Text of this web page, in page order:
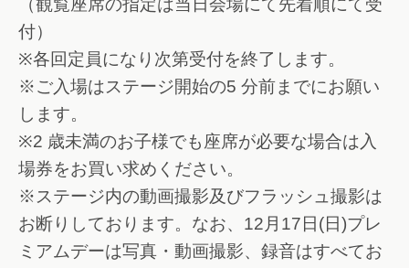
（観覧座席の指定は当日会場にて先着順にて受
付）
※各回定員になり次第受付を終了します。
※ご入場はステージ開始の5 分前までにお願い
します。
※2 歳未満のお子様でも座席が必要な場合は入
場券をお買い求めください。
※ステージ内の動画撮影及びフラッシュ撮影は
お断りしております。なお、12月17日(日)プレ
ミアムデーは写真・動画撮影、録音はすべてお